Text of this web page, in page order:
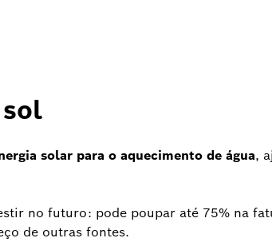
solar para o aquecimento de água,
no futuro: pode poupar até 75% na
de outras fontes.